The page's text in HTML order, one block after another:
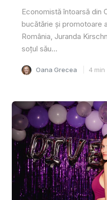
Economistă întoarsă din
bucătărie și promotoare
România, Juranda
soțul său...
Oana Grecea 4 min